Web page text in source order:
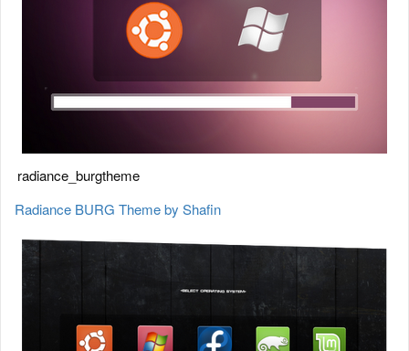
radiance_burgtheme
Radiance BURG Theme by Shafin